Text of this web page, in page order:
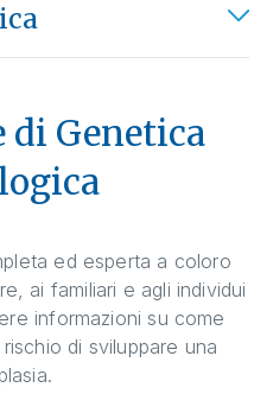
di Genetica
ed esperta a coloro
ai familiari e agli individui
informazioni su come
di sviluppare una